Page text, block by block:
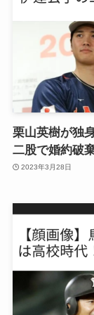
栗山英樹が独
二股で婚約破
2023年3月28日